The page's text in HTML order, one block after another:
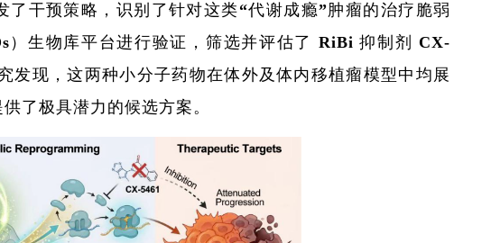
干预策略，识别了针对这类“代谢成瘾”肿瘤的治疗脆弱
）生物库平台进行验证，筛选并评估了 RiBi 抑制剂 CX-
现，这两种小分子药物在体外及体内移植瘤模型中均展
了极具潜力的候选方案。